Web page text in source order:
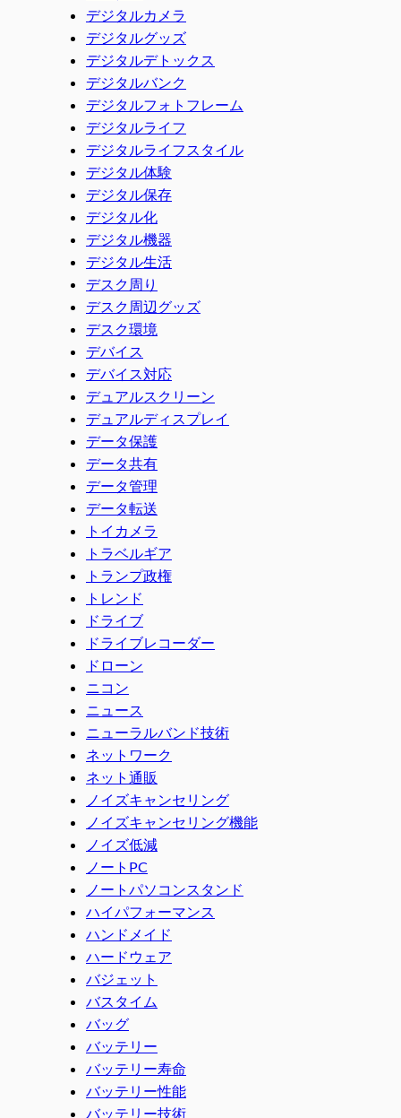
デジタルカメラ
デジタルグッズ
デジタルデトックス
デジタルバンク
デジタルフォトフレーム
デジタルライフ
デジタルライフスタイル
デジタル体験
デジタル保存
デジタル化
デジタル機器
デジタル生活
デスク周り
デスク周辺グッズ
デスク環境
デバイス
デバイス対応
デュアルスクリーン
デュアルディスプレイ
データ保護
データ共有
データ管理
データ転送
トイカメラ
トラベルギア
トランプ政権
トレンド
ドライブ
ドライブレコーダー
ドローン
ニコン
ニュース
ニューラルバンド技術
ネットワーク
ネット通販
ノイズキャンセリング
ノイズキャンセリング機能
ノイズ低減
ノートPC
ノートパソコンスタンド
ハイパフォーマンス
ハンドメイド
ハードウェア
バジェット
バスタイム
バッグ
バッテリー
バッテリー寿命
バッテリー性能
バッテリー技術